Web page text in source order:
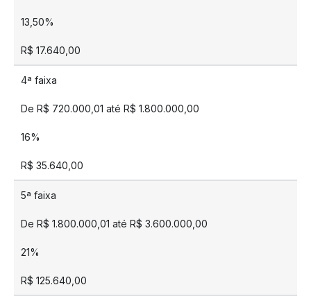
13,50%
R$ 17.640,00
4ª faixa
De R$ 720.000,01 até R$ 1.800.000,00
16%
R$ 35.640,00
5ª faixa
De R$ 1.800.000,01 até R$ 3.600.000,00
21%
R$ 125.640,00